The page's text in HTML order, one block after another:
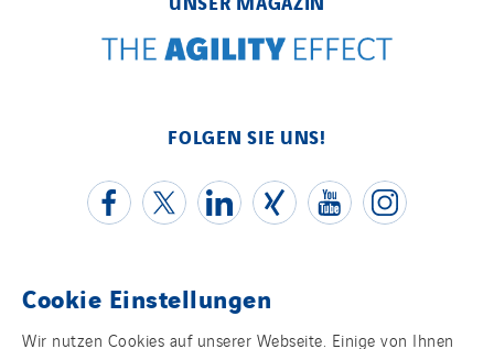
FOLGEN SIE UNS!
Kontakt
Cookie Einstellungen
Wir nutzen Cookies auf unserer Webseite. Einige von Ihnen